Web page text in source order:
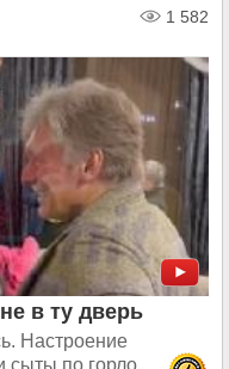
1 582
в ту дверь
Настроение
сыты по горло.